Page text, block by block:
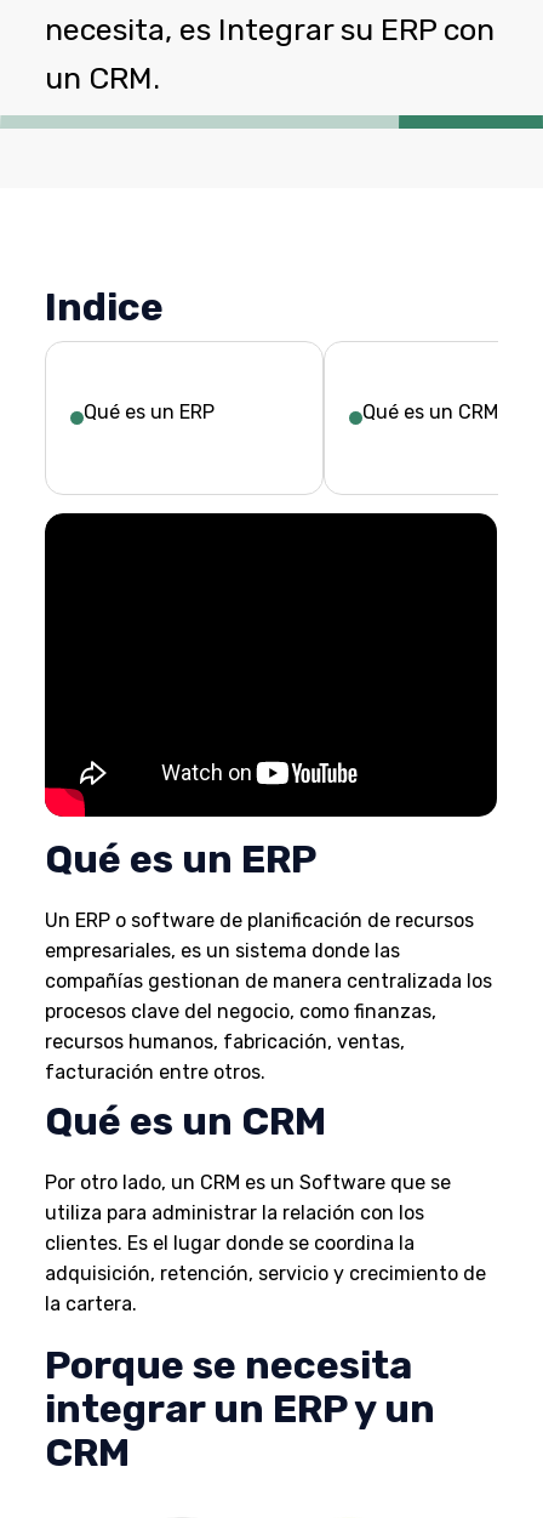
necesita, es Integrar su ERP con
un CRM.
Indice
Qué es un ERP Qué es un CRM
Qué es un ERP
Un ERP o software de planificación de recursos
empresariales, es un sistema donde las
compañías gestionan de manera centralizada los
procesos clave del negocio, como finanzas,
recursos humanos, fabricación, ventas,
facturación entre otros.
Qué es un CRM
Por otro lado, un CRM es un Software que se
utiliza para administrar la relación con los
clientes. Es el lugar donde se coordina la
adquisición, retención, servicio y crecimiento de
la cartera.
Porque se necesita
integrar un ERP y un
CRM